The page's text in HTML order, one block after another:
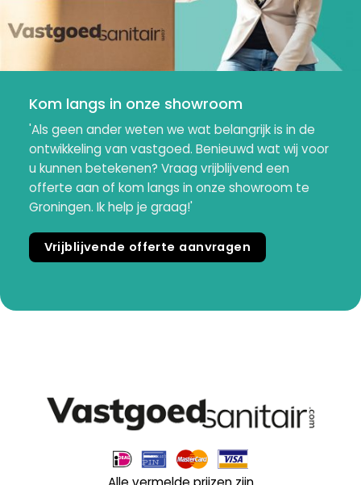
Kom langs in onze showroom
'Als geen ander weten we wat belangrijk is in de
ontwikkeling van vastgoed. Benieuwd wat wij voor
u kunnen betekenen? Vraag vrijblijvend een
offerte aan of kom langs in onze showroom te
Groningen. Ik help je graag!'
Vrijblijvende offerte aanvragen